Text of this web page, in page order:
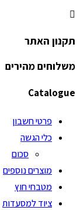
תקנון האתר
משלוחים מהירים
Catalogue
פרטי חשבון
כלי הגשה
סכום
מוצרים נוספים
מטבחי חוץ
ציוד למסעדות